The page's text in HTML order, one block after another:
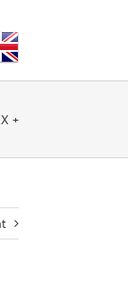
+